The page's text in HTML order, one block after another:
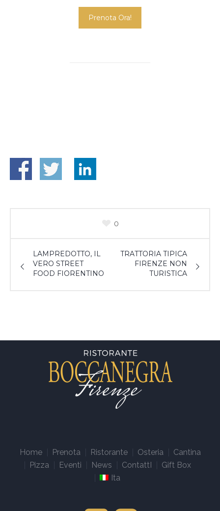
Prenota Ora!
0
LAMPREDOTTO, IL
VERO STREET
FOOD FIORENTINO
TRATTORIA TIPICA
FIRENZE NON
TURISTICA
Home Prenota Ristorante Osteria
Cantina
Pizza
Eventi News ContattI
Gift Box
Ita